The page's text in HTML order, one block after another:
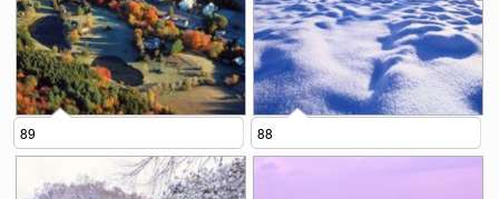
89 88